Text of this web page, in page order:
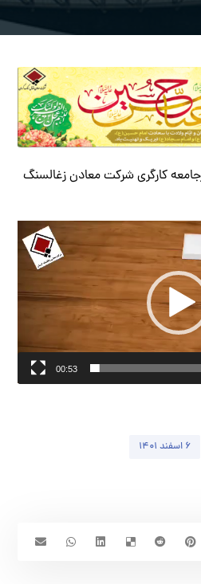
کارگری شرکت معادن زغالسنگ
00:53
۶ اسفند ۱۴۰۱